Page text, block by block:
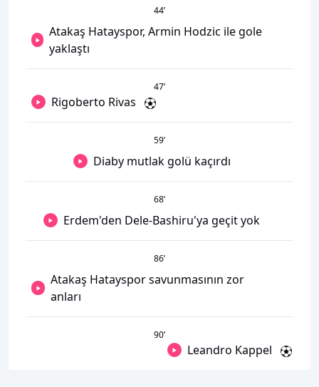
44’
Atakaş Hatayspor, Armin Hodzic ile gole
yaklaştı
47’
Rigoberto Rivas
59’
Diaby mutlak golü kaçırdı
68’
Erdem'den Dele-Bashiru'ya geçit yok
86’
Atakaş Hatayspor savunmasının zor
anları
90’
Leandro Kappel